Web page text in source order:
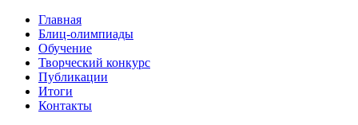
Главная
Блиц-олимпиады
Обучение
Творческий конкурс
Публикации
Итоги
Контакты